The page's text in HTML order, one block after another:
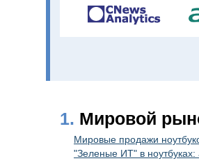
1. Мировой
Мировые продажи
"Зеленые ИТ" в ноутбуках: